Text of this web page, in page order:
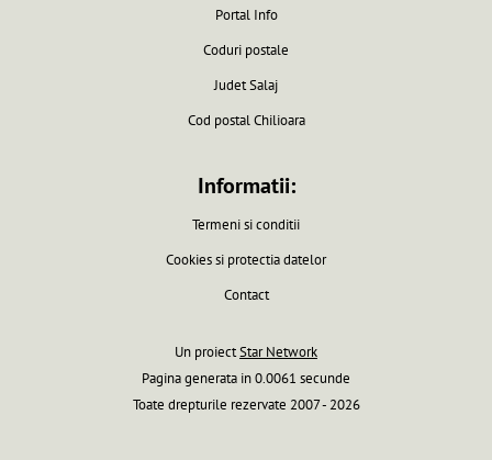
Portal Info
Coduri postale
Judet Salaj
Cod postal Chilioara
Informatii:
Termeni si conditii
Cookies si protectia datelor
Contact
Un proiectStar Network
Pagina generata in 0.0061 secunde
Toate drepturile rezervate 2007 - 2026